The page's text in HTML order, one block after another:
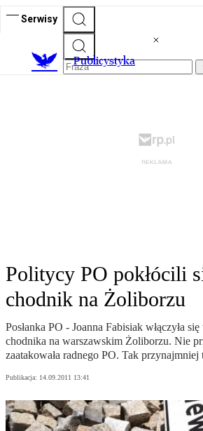
Serwisy
Publicystyka
Politycy PO pokłócili
chodnik na Żoliborzu
Posłanka PO - Joanna Fabisiak włączyła
chodnika na warszawskim Żoliborzu. Nie
zaatakowała radnego PO. Tak
Publikacja: 14.09.2011 13:41